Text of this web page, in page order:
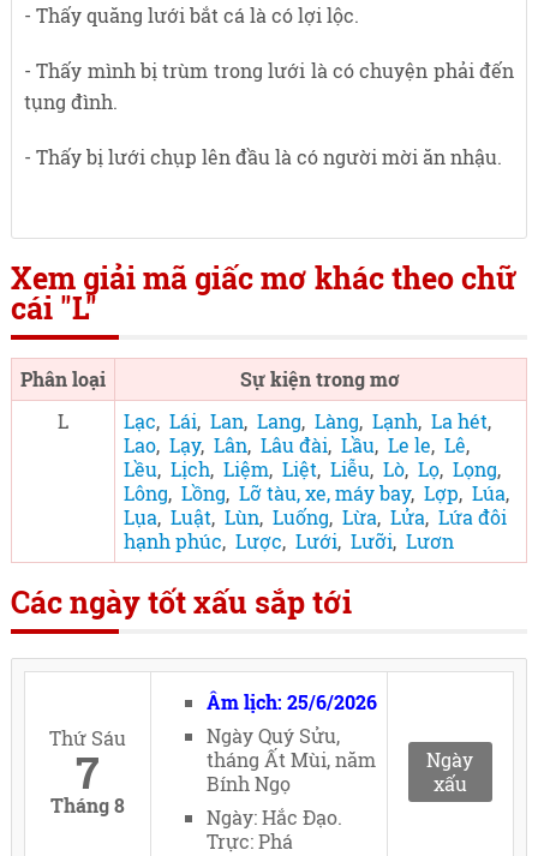
- Thấy quăng lưới bắt cá là có lợi lộc.
- Thấy mình bị trùm trong lưới là có chuyện phải đến
tụng đình.
- Thấy bị lưới chụp lên đầu là có người mời ăn nhậu.
Xem giải mã giấc mơ khác theo chữ
cái "L"
Phân loại
Sự kiện trong mơ
L
Lạc, Lái, Lan, Lang, Làng, Lạnh, La hét,
Lao, Lạy, Lân, Lâu đài, Lầu, Le le, Lê,
Lều, Lịch, Liệm, Liệt, Liễu, Lò, Lọ, Lọng,
Lông, Lồng, Lỡ tàu, xe, máy bay, Lợp, Lúa,
Lụa, Luật, Lùn, Luống, Lừa, Lửa, Lứa đôi
hạnh phúc, Lược, Lưới, Lưỡi, Lươn
Các ngày tốt xấu sắp tới
Thứ Sáu
7
Tháng 8
Âm lịch: 25/6/2026
Ngày Quý Sửu,
tháng Ất Mùi, năm
Bính Ngọ
Ngày: Hắc Đạo.
Trực: Phá
Ngày
xấu